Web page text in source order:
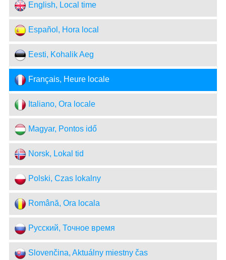
English, Local time
Español, Hora local
Eesti, Kohalik Aeg
Français, Heure locale
Italiano, Ora locale
Magyar, Pontos idő
Norsk, Lokal tid
Polski, Czas lokalny
Română, Ora locala
Русский, Точное время
Slovenčina, Aktuálny miestny čas